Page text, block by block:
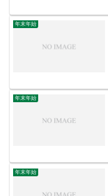
年末年始
年末年始
年末年始